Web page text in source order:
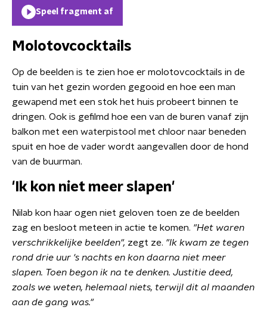
Speel fragment af
Molotovcocktails
Op de beelden is te zien hoe er molotovcocktails in de
tuin van het gezin worden gegooid en hoe een man
gewapend met een stok het huis probeert binnen te
dringen. Ook is gefilmd hoe een van de buren vanaf zijn
balkon met een waterpistool met chloor naar beneden
spuit en hoe de vader wordt aangevallen door de hond
van de buurman.
'Ik kon niet meer slapen'
Nilab kon haar ogen niet geloven toen ze de beelden
zag en besloot meteen in actie te komen. "Het waren
verschrikkelijke beelden", zegt ze. "Ik kwam ze tegen
rond drie uur 's nachts en kon daarna niet meer
slapen. Toen begon ik na te denken. Justitie deed,
zoals we weten, helemaal niets, terwijl dit al maanden
aan de gang was."